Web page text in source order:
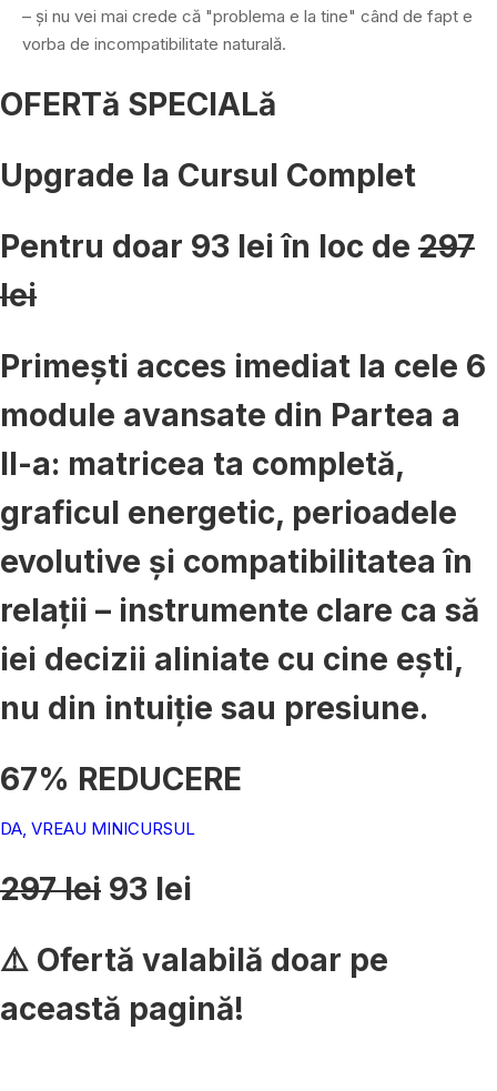
– și nu vei mai crede că "problema e la tine" când de fapt e
vorba de incompatibilitate naturală.
OFERTă SPECIALă
Upgrade la Cursul Complet
Pentru doar 93 leiîn loc de 297
lei
Primești acces imediat la cele 6
module avansate din Partea a
II-a: matricea ta completă,
graficul energetic, perioadele
evolutive și compatibilitatea în
relații – instrumente clare ca să
iei decizii aliniate cu cine ești,
nu din intuiție sau presiune.
67% REDUCERE
DA, VREAU MINICURSUL
297 lei 93 lei
⚠️ Ofertă valabilă doar pe
această pagină!